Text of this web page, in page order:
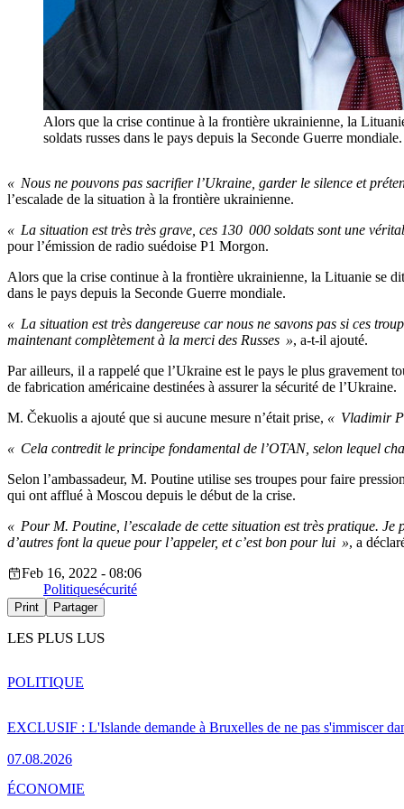
Alors que la crise continue à la frontière ukrainienne, la
soldats russes dans le pays depuis la Seconde Guerre
« Nous ne pouvons pas sacrifier l’Ukraine, garder le silence et
l’escalade de la situation à la frontière ukrainienne.
« La situation est très très grave, ces 130 000 soldats sont une
pour l’émission de radio suédoise P1 Morgon.
Alors que la crise continue à la frontière ukrainienne, la Lituanie se
dans le pays depuis la Seconde Guerre mondiale.
« La situation est très dangereuse car nous ne savons pas si ces
maintenant complètement à la merci des Russes », a-t-il ajouté.
Par ailleurs, il a rappelé que l’Ukraine est le pays le plus gravement
de fabrication américaine destinées à assurer la sécurité de l’Ukraine.
M. Čekuolis a ajouté que si aucune mesure n’était prise, « Vladimir
« Cela contredit le principe fondamental de l’OTAN, selon lequel
Selon l’ambassadeur, M. Poutine utilise ses troupes pour faire
qui ont afflué à Moscou depuis le début de la crise.
« Pour M. Poutine, l’escalade de cette situation est très pratique.
d’autres font la queue pour l’appeler, et c’est bon pour lui », a
Feb 16, 2022 - 08:06
Politiquesécurité
Print Partager
LES PLUS LUS
EXCLUSIF : L'Islande demande à Bruxelles de ne pas s'immiscer
07.08.2026
POLITIQUE
ÉCONOMIE